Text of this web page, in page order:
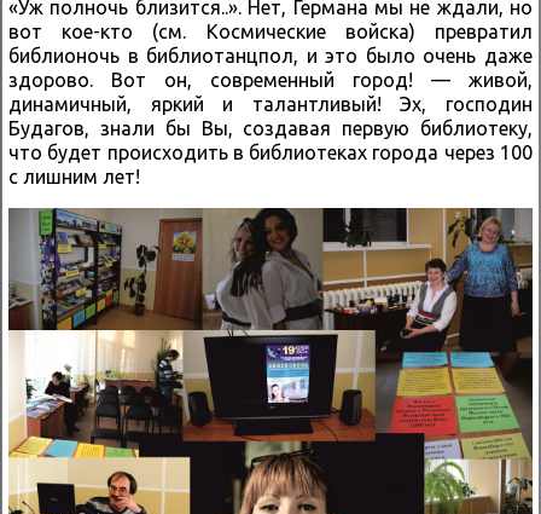
«Уж полночь близится..». Нет, Германа мы не ждали, но
вот кое-кто (см. Космические войска) превратил
библионочь в библиотанцпол, и это было очень даже
здорово. Вот он, современный город! — живой,
динамичный, яркий и талантливый! Эх, господин
Будагов, знали бы Вы, создавая первую библиотеку,
что будет происходить в библиотеках города через 100
с лишним лет!